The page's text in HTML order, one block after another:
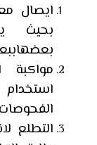
ايصال
بحيث
مواكبة
الفحوصات
التطلع